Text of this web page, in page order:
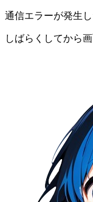
通信エラーが発生し
しばらくしてから